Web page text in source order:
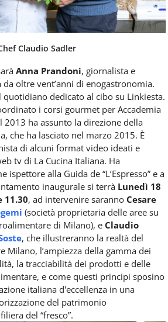
Claudio Sadler
Anna Prandoni, giornalista e
oltre vent’anni di enogastronomia.
dedicato al cibo su Linkiesta.
i corsi gourmet per Accademia
2013 ha assunto la direzione della
che ha lasciato nel marzo 2015. È
di alcuni format video ideati e
tv di La Cucina Italiana. Ha
alla Guida de “L’Espresso” e a
inaugurale si terrà Lunedì 18
11.30, ad intervenire saranno Cesare
(società proprietaria delle aree su
di Milano), e Claudio
, che illustreranno la realtà del
Milano, l’ampiezza della gamma dei
la tracciabilità dei prodotti e delle
e come questi principi sposino
italiana d'eccellenza in una
del patrimonio
del “fresco”.